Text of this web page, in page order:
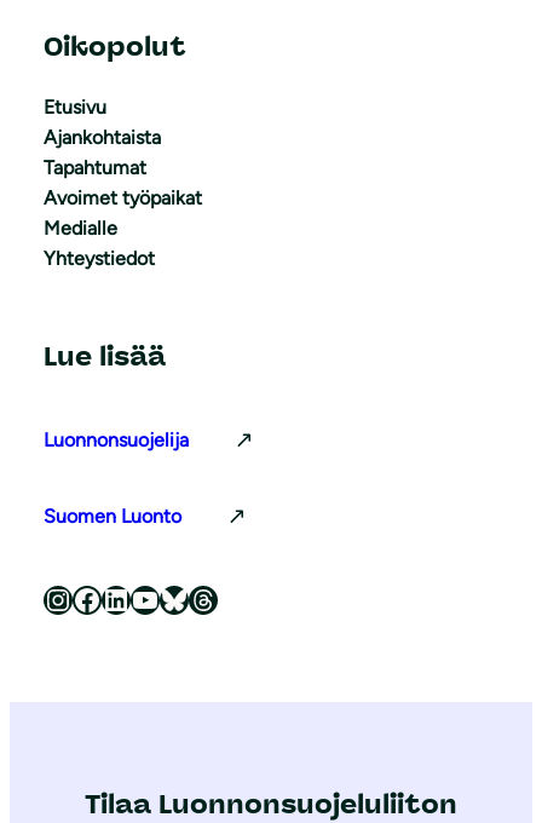
Oikopolut
Etusivu
Ajankohtaista
Tapahtumat
Avoimet työpaikat
Medialle
Yhteystiedot
Lue lisää
Luonnonsuojelija
Suomen Luonto
Luonnonsuojeluliitto Instagramissa Luonnonsuojeluliitto Facebookissa Luonnonsuojeluliitto LinkedInissä Luonnonsuojeluliiton YouTube-kanava Luonnonsuojeluliitto Blueskyssa Luonnonsuojeluliitto Threadsissa
Tilaa Luonnonsuojeluliiton